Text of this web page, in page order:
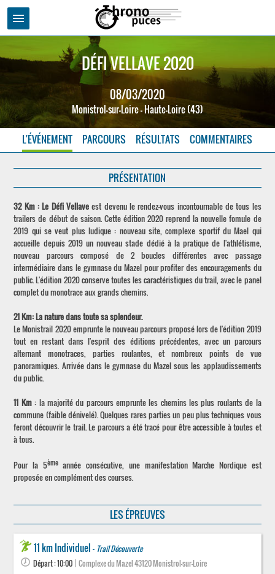
menu
DÉFI VELLAVE 2020
08/03/2020
Monistrol-sur-Loire - Haute-Loire (43)
L'ÉVÉNEMENT PARCOURS RÉSULTATS COMMENTAIRES
PRÉSENTATION
32 Km : Le Défi Vellave est devenu le rendez-vous incontournable de tous les
trailers de début de saison. Cette édition 2020 reprend la nouvelle fomule de
2019 qui se veut plus ludique : nouveau site, complexe sportif du Mael qui
accueille depuis 2019 un nouveau stade dédié à la pratique de l'athlétisme,
nouveau parcours composé de 2 boucles différentes avec passage
intermédiaire dans le gymnase du Mazel pour profiter des encouragements du
public. L'édition 2020 conserve toutes les caractéristiques du trail, avec le panel
complet du monotrace aux grands chemins.
21 Km: La nature dans toute sa splendeur.
Le Monistrail 2020 emprunte le nouveau parcours proposé lors de l'édition 2019
tout en restant dans l'esprit des éditions précédentes, avec un parcours
alternant monotraces, parties roulantes, et nombreux points de vue
panoramiques. Arrivée dans le gymnase du Mazel sous les applaudissements
du public.
11 Km: la majorité du parcours emprunte les chemins les plus roulants de la
commune (faible dénivelé). Quelques rares parties un peu plus techniques vous
feront découvrir le trail. Le parcours a été tracé pour être accessible à toutes et
à tous.
Pour la 5èmeannée consécutive, une manifestation Marche Nordique est
proposée en complément des courses.
LES ÉPREUVES
11 km Individuel - Trail Découverte
Départ : 10:00 | Complexe du Mazel 43120 Monistrol-sur-Loire